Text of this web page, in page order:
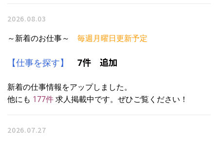
2026.08.03
～新着のお仕事～ 毎週月曜日更新予定
【仕事を探す】 7件 追加
新着の仕事情報をアップしました。
他にも 177件求人掲載中です。ぜひご覧ください！
2026.07.27